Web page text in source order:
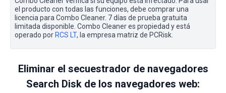
el producto con todas las funciones, debe comprar una
licencia para Combo Cleaner. 7 días de prueba gratuita
limitada disponible. Combo Cleaner es propiedad y está
operado por RCS LT, la empresa matriz de PCRisk.
Eliminar el secuestrador de navegadores
Search Disk de los navegadores web: